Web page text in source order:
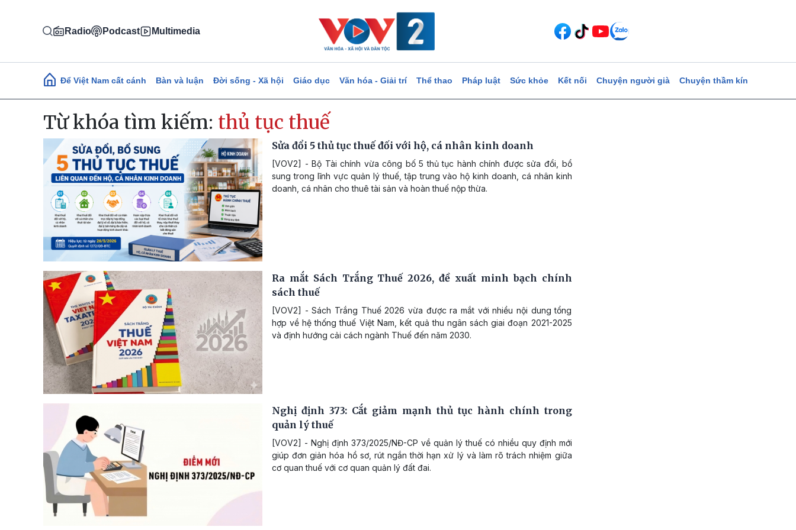
Radio Podcast Multimedia
Main navigation
Để Việt Nam cất cánh Bàn và luận Đời sống - Xã hội Giáo dục Văn hóa - Giải trí Thể thao Pháp luật Sức khỏe Kết nối Chuyện người già Chuyện thầm kín
Từ khóa tìm kiếm: thủ tục thuế
Sửa đổi 5 thủ tục thuế đối với hộ, cá nhân kinh doanh
[VOV2] - Bộ Tài chính vừa công bố 5 thủ tục hành chính được sửa đổi, bổ
sung trong lĩnh vực quản lý thuế, tập trung vào hộ kinh doanh, cá nhân kinh
doanh, cá nhân cho thuê tài sản và hoàn thuế nộp thừa.
Ra mắt Sách Trắng Thuế 2026, đề xuất minh bạch chính
sách thuế
[VOV2] - Sách Trắng Thuế 2026 vừa được ra mắt với nhiều nội dung tổng
hợp về hệ thống thuế Việt Nam, kết quả thu ngân sách giai đoạn 2021-2025
và định hướng cải cách ngành Thuế đến năm 2030.
Nghị định 373: Cắt giảm mạnh thủ tục hành chính trong
quản lý thuế
[VOV2] - Nghị định 373/2025/NĐ-CP về quản lý thuế có nhiều quy định mới
giúp đơn giản hóa hồ sơ, rút ngắn thời hạn xử lý và làm rõ trách nhiệm giữa
cơ quan thuế với cơ quan quản lý đất đai.